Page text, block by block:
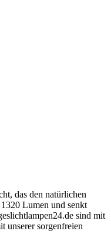
das den natürlichen
Lumen und senkt
sind mit
unserer sorgenfreien